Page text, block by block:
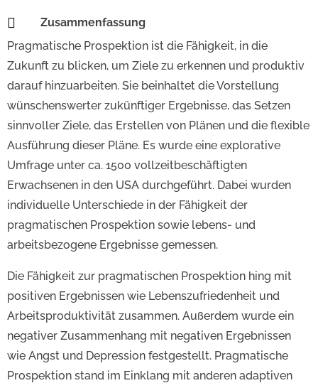

Zusammenfassung
Pragmatische Prospektion ist die Fähigkeit, in die
Zukunft zu blicken, um Ziele zu erkennen und produktiv
darauf hinzuarbeiten. Sie beinhaltet die Vorstellung
wünschenswerter zukünftiger Ergebnisse, das Setzen
sinnvoller Ziele, das Erstellen von Plänen und die flexible
Ausführung dieser Pläne. Es wurde eine explorative
Umfrage unter ca. 1500 vollzeitbeschäftigten
Erwachsenen in den USA durchgeführt. Dabei wurden
individuelle Unterschiede in der Fähigkeit der
pragmatischen Prospektion sowie lebens- und
arbeitsbezogene Ergebnisse gemessen.
Die Fähigkeit zur pragmatischen Prospektion hing mit
positiven Ergebnissen wie Lebenszufriedenheit und
Arbeitsproduktivität zusammen. Außerdem wurde ein
negativer Zusammenhang mit negativen Ergebnissen
wie Angst und Depression festgestellt. Pragmatische
Prospektion stand im Einklang mit anderen adaptiven